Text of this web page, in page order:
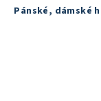
Pánské, dámské